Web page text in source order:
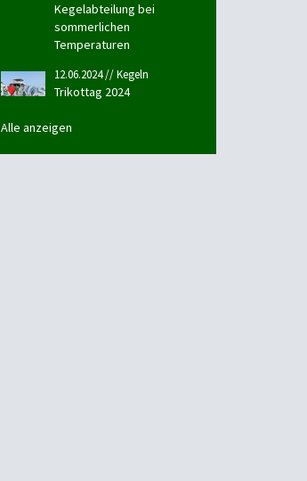
Kegelabteilung bei
sommerlichen
Temperaturen
12.06.2024 // Kegeln
Trikottag 2024
Alle anzeigen